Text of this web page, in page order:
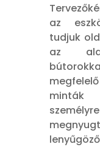
az
tudjuk
az
minták